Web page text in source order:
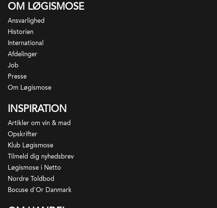
OM LØGISMOSE
Ansvarlighed
Historien
International
Afdelinger
Job
Presse
Om Løgismose
INSPIRATION
Artikler om vin & mad
Opskrifter
Klub Løgismose
Tilmeld dig nyhedsbrev
Løgismose i Netto
Nordre Toldbod
Bocuse d'Or Danmark